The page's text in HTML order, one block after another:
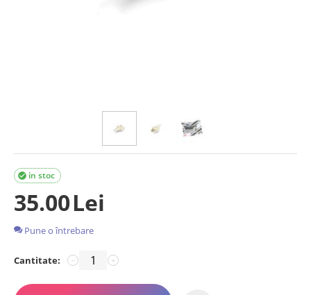
in stoc

35.00Lei
Pune o întrebare
Cantitate: +
−